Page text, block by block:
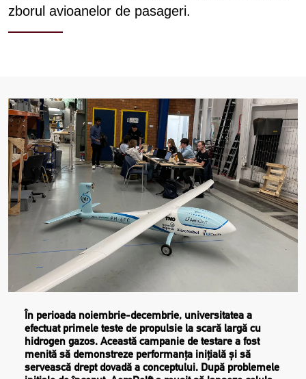
zborul avioanelor de pasageri.
În perioada noiembrie-decembrie, universitatea a
efectuat primele teste de propulsie la scară largă cu
hidrogen gazos. Această campanie de testare a fost
menită să demonstreze performanța inițială și să
servească drept dovadă a conceptului. După problemele